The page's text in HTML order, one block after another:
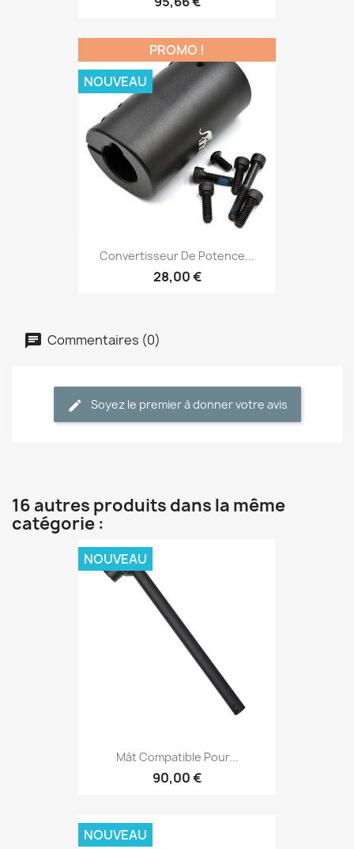
Convertisseur De Potence...
28,00 €
PROMO !
NOUVEAU
Commentaires (0)
Soyez le premier à donner votre avis
16 autres produits dans la même
catégorie :
Mât Compatible Pour...
90,00 €
NOUVEAU
NOUVEAU